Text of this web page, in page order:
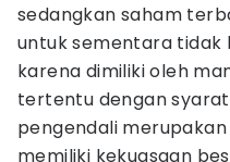
sedangkan saham
untuk sementara tidak
karena dimiliki oleh
tertentu dengan
pengendali
memiliki kekuasaan